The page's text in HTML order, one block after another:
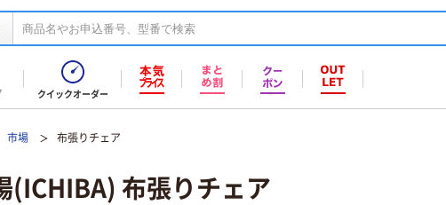
クイックオーダー
市場 布張りチェア
(ICHIBA) 布張りチェア